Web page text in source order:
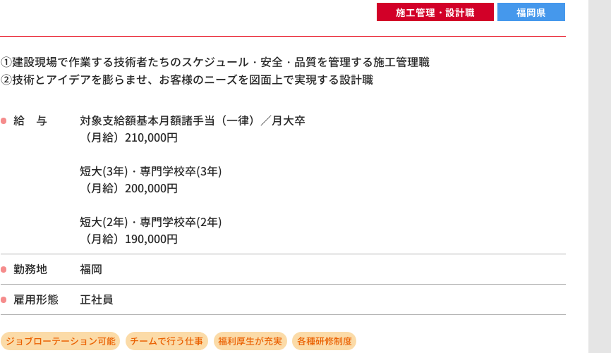
施工管理・設計職 福岡県
①建設現場で作業する技術者たちのスケジュール・安全・品質を管理する施工管理職
②技術とアイデアを膨らませ、お客様のニーズを図面上で実現する設計職
給 与
対象支給額基本月額諸手当（一律）／月大卒
（月給）210,000円
短大(3年)・専門学校卒(3年)
（月給）200,000円
短大(2年)・専門学校卒(2年)
（月給）190,000円
勤務地
福岡
雇用形態
正社員
ジョブローテーション可能 チームで行う仕事 福利厚生が充実
各種研修制度